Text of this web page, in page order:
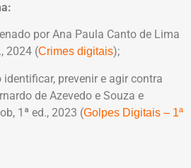
por Ana Paula Canto de Lima
2024 (Crimes digitais);
prevenir e agir contra
de Azevedo e Souza e
1ª ed., 2023 (Golpes Digitais – 1ª